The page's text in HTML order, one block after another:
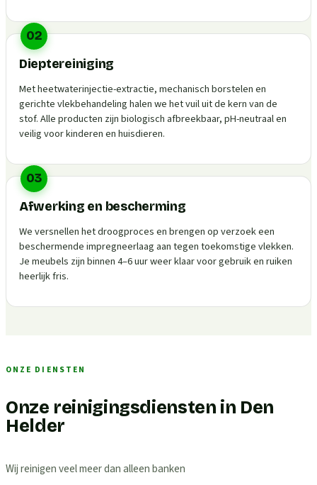
02
Dieptereiniging
Met heetwaterinjectie-extractie, mechanisch borstelen en
gerichte vlekbehandeling halen we het vuil uit de kern van de
stof. Alle producten zijn biologisch afbreekbaar, pH-neutraal en
veilig voor kinderen en huisdieren.
03
Afwerking en bescherming
We versnellen het droogproces en brengen op verzoek een
beschermende impregneerlaag aan tegen toekomstige vlekken.
Je meubels zijn binnen 4–6 uur weer klaar voor gebruik en ruiken
heerlijk fris.
ONZE DIENSTEN
Onze reinigingsdiensten in Den
Helder
Wij reinigen veel meer dan alleen banken